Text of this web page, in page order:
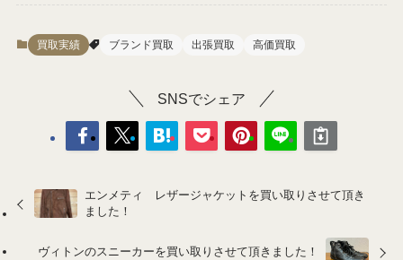
買取実績 ブランド買取 出張買取 高価買取
SNSでシェア
エンメティ レザージャケットを買い取りさせて頂き
ました！
ヴィトンのスニーカーを買い取りさせて頂きました！